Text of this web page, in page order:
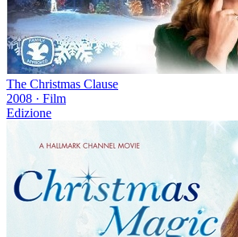
The Christmas Clause
2008 · Film
Edizione